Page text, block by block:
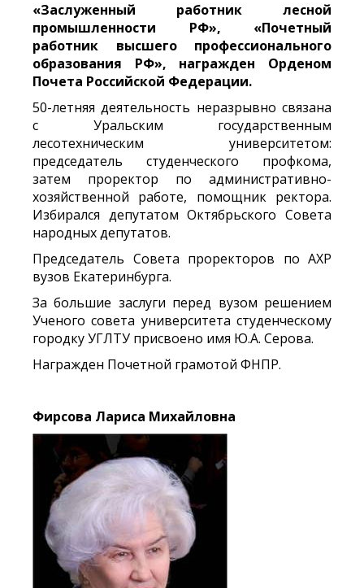
«Заслуженный работник лесной
промышленности РФ», «Почетный
работник высшего профессионального
образования РФ», награжден Орденом
Почета Российской Федерации.
50-летняя деятельность неразрывно связана
с Уральским государственным
лесотехническим университетом:
председатель студенческого профкома,
затем проректор по административно-
хозяйственной работе, помощник ректора.
Избирался депутатом Октябрьского Совета
народных депутатов.
Председатель Совета проректоров по АХР
вузов Екатеринбурга.
За большие заслуги перед вузом решением
Ученого со­вета университета студенческому
городку УГЛТУ присвоено имя Ю.А. Серова.
Награжден Почетной грамотой ФНПР.
Фирсова Лариса Михайловна